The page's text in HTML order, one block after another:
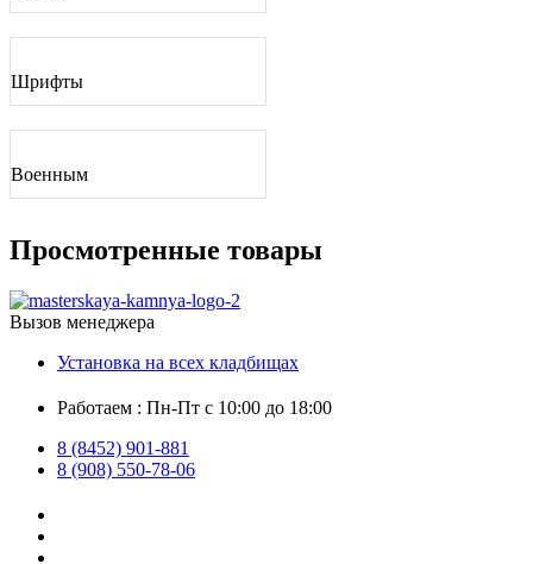
Шрифты
Военным
Просмотренные товары
Вызов менеджера
Установка на всех кладбищах
Работаем : Пн-Пт с 10:00 до 18:00
8 (8452) 901-881
8 (908) 550-78-06